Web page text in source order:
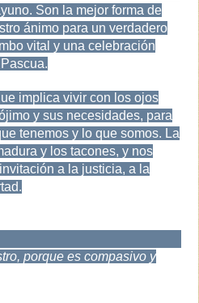
Son la mejor forma de
ánimo para un verdadero
vital y una celebración
implica vivir con los ojos
y sus necesidades, para
tenemos y lo que somos. La
y los tacones, y nos
a la justicia, a la
porque es compasivo y